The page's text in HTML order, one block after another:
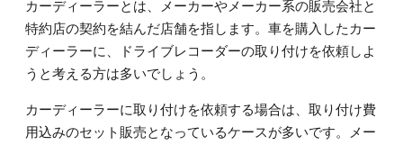
カーディーラーとは、メーカーやメーカー系の販売会社と
特約店の契約を結んだ店舗を指します。車を購入したカー
ディーラーに、ドライブレコーダーの取り付けを依頼しよ
うと考える方は多いでしょう。
カーディーラーに取り付けを依頼する場合は、取り付け費
用込みのセット販売となっているケースが多いです。メー